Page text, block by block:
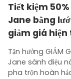
Tiết kiệm
Jane bằng
giảm giá hiện
Tận hưởng GIẢM
Jane sành điệu
pha trộn hoàn